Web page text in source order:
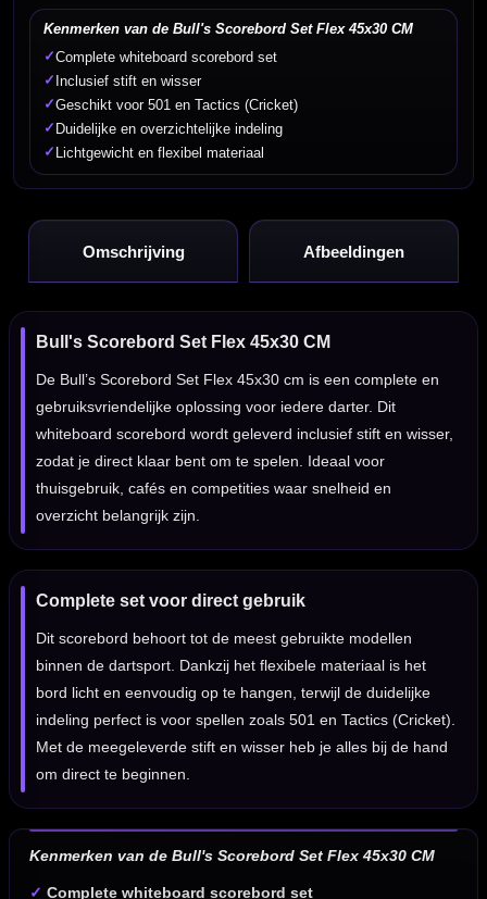
Kenmerken van de Bull's Scorebord Set Flex 45x30 CM
✓Complete whiteboard scorebord set
✓ Inclusief stift en wisser
✓Geschikt voor 501 en Tactics (Cricket)
✓ Duidelijke en overzichtelijke indeling
✓ Lichtgewicht en flexibel materiaal
Omschrijving Afbeeldingen
Bull's Scorebord Set Flex 45x30 CM
De Bull’s Scorebord Set Flex 45x30 cm is een complete en
gebruiksvriendelijke oplossing voor iedere darter. Dit
whiteboard scorebord wordt geleverd inclusief stift en wisser,
zodat je direct klaar bent om te spelen. Ideaal voor
thuisgebruik, cafés en competities waar snelheid en
overzicht belangrijk zijn.
Complete set voor direct gebruik
Dit scorebord behoort tot de meest gebruikte modellen
binnen de dartsport. Dankzij het flexibele materiaal is het
bord licht en eenvoudig op te hangen, terwijl de duidelijke
indeling perfect is voor spellen zoals 501 en Tactics (Cricket).
Met de meegeleverde stift en wisser heb je alles bij de hand
om direct te beginnen.
Kenmerken van de Bull's Scorebord Set Flex 45x30 CM
✓ Complete whiteboard scorebord set